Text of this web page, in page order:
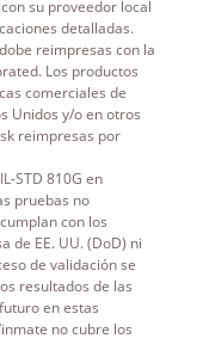
su proveedor local
detalladas.
reimpresas con la
Los productos
comerciales de
Unidos y/o en otros
reimpresas por
STD 810G en
pruebas no
con los
de EE. UU. (DoD) ni
de validación se
resultados de las
en estas
no cubre los